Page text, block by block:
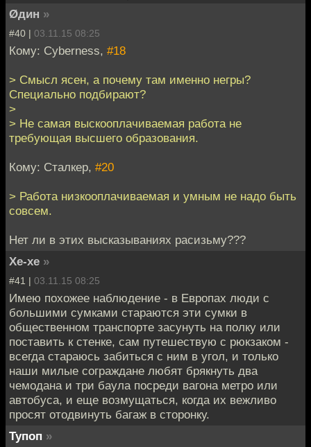
Øдин »
#40 | 03.11.15 08:25
Кому: Cyberness, #18
> Смысл ясен, а почему там именно негры?
Специально подбирают?
>
> Не самая выскооплачиваемая работа не
требующая высшего образования.
Кому: Сталкер, #20
> Работа низкооплачиваемая и умным не надо быть
совсем.
Нет ли в этих высказываниях расизьму???
Хе-хе »
#41 | 03.11.15 08:25
Имею похожее наблюдение - в Европах люди с
большими сумками стараются эти сумки в
общественном транспорте засунуть на полку или
поставить к стенке, сам путешествую с рюкзаком -
всегда стараюсь забиться с ним в угол, и только
наши милые сограждане любят брякнуть два
чемодана и три баула посреди вагона метро или
автобуса, и еще возмущаться, когда их вежливо
просят отодвинуть багаж в сторонку.
Тупоп »